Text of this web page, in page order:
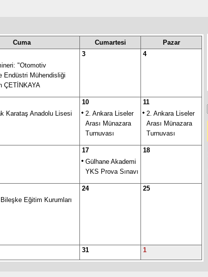
Cuma Cumartesi
Pazar
"Otomotiv
Endüstri Mühendisliği
ÇETİNKAYA
3 4
Karataş Anadolu Lisesi
10
2. Ankara Liseler
Arası Münazara
Turnuvası
11
2. Ankara Liseler
Arası Münazara
Turnuvası
17
Gülhane Akademi
YKS Prova Sınavı
18
Eğitim Kurumları
24 25
31 1